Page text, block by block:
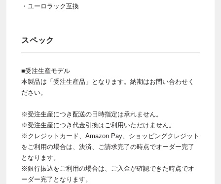
・ユーロラック互換
スペック
■受注生産モデル
本製品は「受注生産品」となります。納期はお問い合わせく
ださい。
※受注生産につき配送の日時指定は承れません。
※受注生産につき代金引換はご利用いただけません。
※クレジットカード、Amazon Pay、ショッピングクレジット
をご利用の場合は、決済、ご請求完了の時点でオーダー完了
となります。
※銀行振込をご利用の場合は、ご入金が確認できた時点でオ
ーダー完了となります。